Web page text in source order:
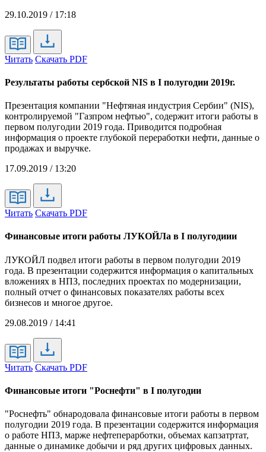
29.10.2019 / 17:18
Читать Скачать PDF
Результаты работы сербской NIS в I полугодии 2019г.
Презентация компании "Нефтяная индустрия Сербии" (NIS),
контролируемой "Газпром нефтью", содержит итоги работы в
первом полугодии 2019 года. Приводится подробная
информация о проекте глубокой переработки нефти, данные о
продажах и выручке.
17.09.2019 / 13:20
Читать Скачать PDF
Финансовые итоги работы ЛУКОЙЛа в I полугодиии
ЛУКОЙЛ подвел итоги работы в первом полугодии 2019
года. В презентации содержится информация о капитальных
вложениях в НПЗ, последних проектах по модернизации,
полный отчет о финансовых показателях работы всех
бизнесов и многое другое.
29.08.2019 / 14:41
Читать Скачать PDF
Финансовые итоги "Роснефти" в I полугодии
"Роснефть" обнародовала финансовые итоги работы в первом
полугодии 2019 года. В презентации содержится информация
о работе НПЗ, марже нефтеперарботки, объемах капзатртат,
данные о динамике добычи и ряд других цифровых данных.